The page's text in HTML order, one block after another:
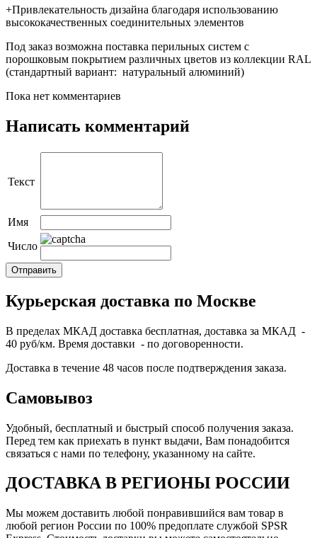
+Привлекательность дизайна благодаря использованию
высококачественных соединительных элементов
Под заказ возможна поставка перильных сиcтем с
порошковым покрытием различных цветов из коллекции RAL
(стандартный вариант: натуральный алюминий)
Пока нет комментариев
Написать комментарий
Текст
Имя
Число
Курьерская доставка по Москве
В пределах МКАД доставка бесплатная, доставка за МКАД -
40 руб/км. Время доставки - по договоренности.
Доставка в течение 48 часов после подтверждения заказа.
Самовывоз
Удобный, бесплатный и быстрый способ получения заказа.
Перед тем как приехать в пункт выдачи, Вам понадобится
связаться с нами по телефону, указанному на сайте.
ДОСТАВКА В РЕГИОНЫ РОССИИ
Мы можем доставить любой понравившийся вам товар в
любой регион России по 100% предоплате службой SPSR